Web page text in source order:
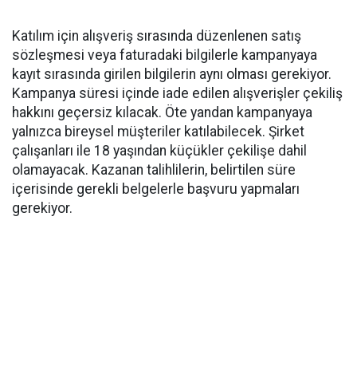
Katılım için alışveriş sırasında düzenlenen satış
sözleşmesi veya faturadaki bilgilerle kampanyaya
kayıt sırasında girilen bilgilerin aynı olması gerekiyor.
Kampanya süresi içinde iade edilen alışverişler çekiliş
hakkını geçersiz kılacak. Öte yandan kampanyaya
yalnızca bireysel müşteriler katılabilecek. Şirket
çalışanları ile 18 yaşından küçükler çekilişe dahil
olamayacak. Kazanan talihlilerin, belirtilen süre
içerisinde gerekli belgelerle başvuru yapmaları
gerekiyor.